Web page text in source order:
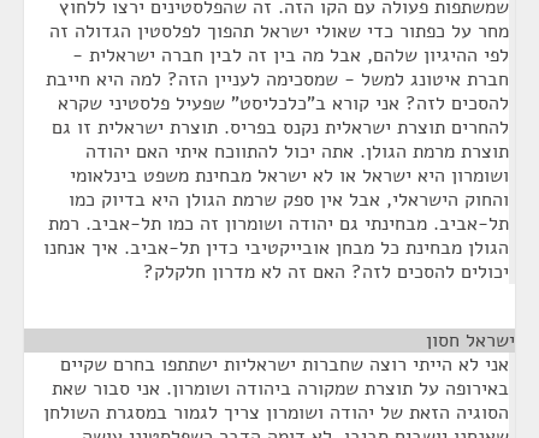
שמשתפות פעולה עם הקו הזה. זה שהפלסטינים ירצו ללחוץ
מחר על כפתור כדי שאולי ישראל תהפוך לפלסטין הגדולה זה
לפי ההיגיון שלהם, אבל מה בין זה לבין חברה ישראלית -
חברת איטונג למשל - שמסכימה לעניין הזה? למה היא חייבת
להסכים לזה? אני קורא ב"כלכליסט" שפעיל פלסטיני שקרא
להחרים תוצרת ישראלית נקנס בפריס. תוצרת ישראלית זו גם
תוצרת מרמת הגולן. אתה יכול להתווכח איתי האם יהודה
ושומרון היא ישראל או לא ישראל מבחינת משפט בינלאומי
והחוק הישראלי, אבל אין ספק שרמת הגולן היא בדיוק כמו
תל-אביב. מבחינתי גם יהודה ושומרון זה כמו תל-אביב. רמת
הגולן מבחינת כל מבחן אובייקטיבי כדין תל-אביב. איך אנחנו
יכולים להסכים לזה? האם זה לא מדרון חלקלק?
ישראל חסון
אני לא הייתי רוצה שחברות ישראליות ישתתפו בחרם שקיים
באירופה על תוצרת שמקורה ביהודה ושומרון. אני סבור שאת
הסוגיה הזאת של יהודה ושומרון צריך לגמור במסגרת השולחן